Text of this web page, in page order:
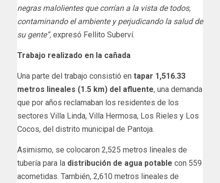
negras malolientes que corrían a la vista de todos,
contaminando el ambiente y perjudicando la salud de
su gente”, expresó Fellito Suberví.
Trabajo realizado en la cañada
Una parte del trabajo consistió en tapar 1,516.33
metros lineales (1.5 km) del afluente, una demanda
que por años reclamaban los residentes de los
sectores Villa Linda, Villa Hermosa, Los Rieles y Los
Cocos, del distrito municipal de Pantoja.
Asimismo, se colocaron 2,525 metros lineales de
tubería para la distribución de agua potable con 559
acometidas. También, 2,610 metros lineales de